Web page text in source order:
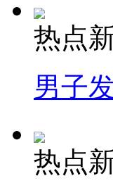
热点
男子
热点